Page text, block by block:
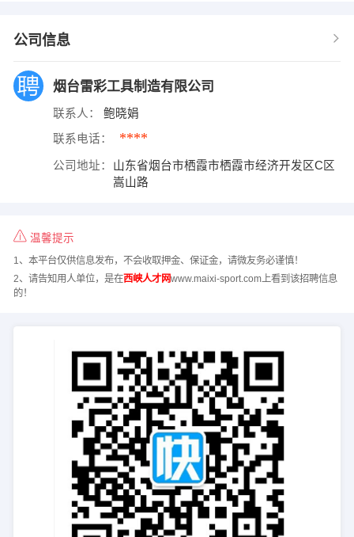
公司信息
烟台雷彩工具制造有限公司
联系人： 鲍晓娟
联系电话： ****
公司地址：
山东省烟台市栖霞市栖霞市经济开发区C区
嵩山路
温馨提示
1、本平台仅供信息发布，不会收取押金、保证金，请微友务必谨慎！
2、请告知用人单位，是在西峡人才网www.maixi-sport.com上看到该招聘信息
的！